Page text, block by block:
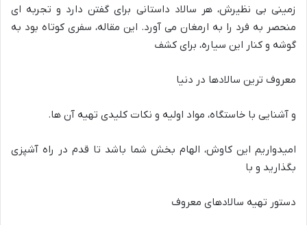
زمینی بی نظیرش، هر سالاد داستانی برای گفتن دارد و تجربه ای
منحصر به فرد را به ارمغان می آورد. این مقاله، سفری کوتاه بود به
گوشه و کنار این سیاره، برای کشف
معروف ترین سالادها در دنیا
و آشنایی با خاستگاه، مواد اولیه و نکات کلیدی تهیه آن ها.
امیدواریم این کاوش، الهام بخش شما باشد تا قدم در راه آشپزی
بگذارید و با
دستور تهیه سالادهای معروف